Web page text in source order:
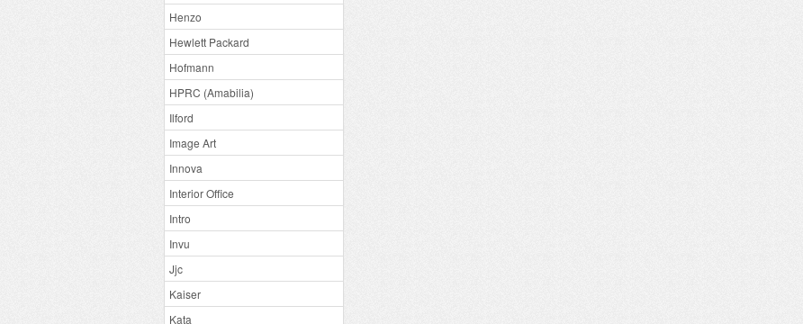
Henzo
Hewlett Packard
Hofmann
HPRC (Amabilia)
Ilford
Image Art
Innova
Interior Office
Intro
Invu
Jjc
Kaiser
Kata